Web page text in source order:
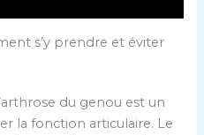
s’y prendre et éviter
du genou est un
la fonction articulaire. Le